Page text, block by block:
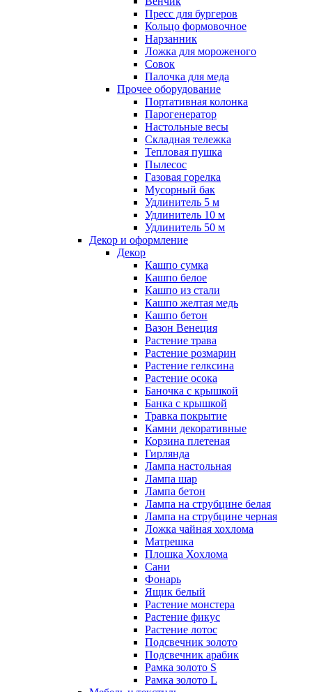
Пресс для бургеров
Кольцо формовочное
Нарзанник
Ложка для мороженого
Совок
Палочка для меда
Прочее оборудование
Портативная колонка
Парогенератор
Настольные весы
Складная тележка
Тепловая пушка
Пылесос
Газовая горелка
Мусорный бак
Удлинитель 5 м
Удлинитель 10 м
Удлинитель 50 м
Декор и оформление
Декор
Кашпо сумка
Кашпо белое
Кашпо из стали
Кашпо желтая медь
Кашпо бетон
Вазон Венеция
Растение трава
Растение розмарин
Растение гелксина
Растение осока
Баночка с крышкой
Банка с крышкой
Травка покрытие
Камни декоративные
Корзина плетеная
Гирлянда
Лампа настольная
Лампа шар
Лампа бетон
Лампа на струбцине белая
Лампа на струбцине черная
Ложка чайная хохлома
Матрешка
Плошка Хохлома
Сани
Фонарь
Ящик белый
Растение монстера
Растение фикус
Растение лотос
Подсвечник золото
Подсвечник арабик
Рамка золото S
Рамка золото L